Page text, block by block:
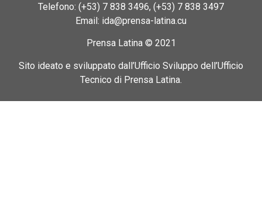
Telefono: (+53) 7 838 3496, (+53) 7 838 3497
Email: ida@prensa-latina.cu
Prensa Latina © 2021
Sito ideato e sviluppato dall’Ufficio Sviluppo dell’Ufficio
Tecnico di Prensa Latina.